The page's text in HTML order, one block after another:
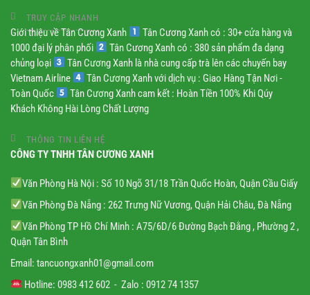
TRUY CẬP NHANH
Giới thiệu về Tân Cương Xanh
Tân Cương Xanh có : 30+ cửa hàng và
1000 đại lý phân phối
Tân Cương Xanh có : 380 sản phẩm đa dạng
chủng loại
Tân Cương Xanh là nhà cung cấp trà lên các chuyến bay
Vietnam Airline
Tân Cương Xanh với dịch vụ : Giao Hàng Tận Nơi -
Toàn Quốc
Tân Cương Xanh cam kết : Hoàn Tiền 100% Khi Qúy
Khách Không Hài Lòng Chất Lượng
THÔNG TIN LIÊN HỆ
CÔNG TY TNHH TÂN CƯƠNG XANH
Văn Phòng Hà Nội : Số 10 Ngõ 31/18 Trần Quốc Hoàn, Quận Cầu Giấy
Văn Phòng Đà Nẵng : 262 Trưng Nữ Vương, Quận Hải Châu, Đà Nẵng
Văn Phòng TP Hồ Chí Minh : A75/6D/6 Đường Bạch Đằng , Phường 2 ,
Quận Tân Bình
Email: tancuongxanh01@gmail.com
Hotline: 0983 412 602 - Zalo : 0912 74 1357